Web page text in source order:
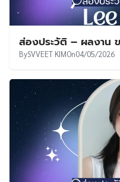
ส่องประวัติ – ผลงาน
BySVVEET KIMOn04/05/2026